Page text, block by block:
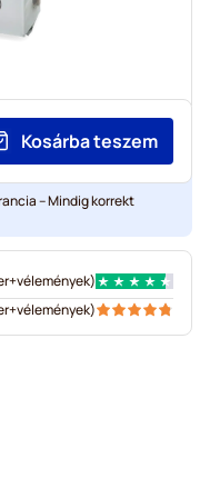
Kosárba teszem
– Mindig korrekt
vélemények)
vélemények)